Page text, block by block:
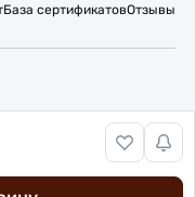
База сертификатовОтзывы